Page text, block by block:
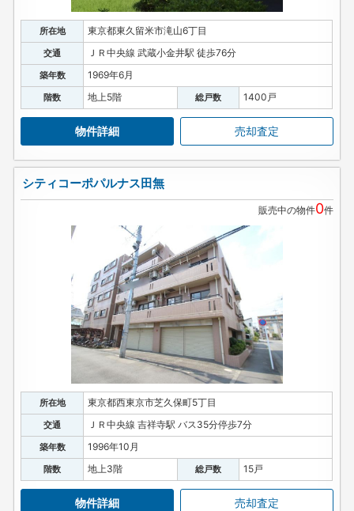
所在地 東京都東久留米市滝山6丁目
交通 ＪＲ中央線 武蔵小金井駅 徒歩76分
築年数 1969年6月
階数 地上5階 総戸数 1400戸
物件詳細 売却査定
シティコーポパルナス田無
販売中の物件0件
所在地 東京都西東京市芝久保町5丁目
交通 ＪＲ中央線 吉祥寺駅 バス35分停歩7分
築年数 1996年10月
階数 地上3階 総戸数 15戸
物件詳細 売却査定